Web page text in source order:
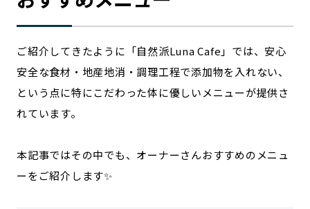
ご紹介してきたように「自然派Luna Cafe」では、安心
安全な食材・地産地消・調理工程で添加物を入れない、
という点に特にこだわった体に優しいメニューが提供さ
れています。
本記事ではその中でも、オーナーさんおすすめのメニュ
ーをご紹介します✨